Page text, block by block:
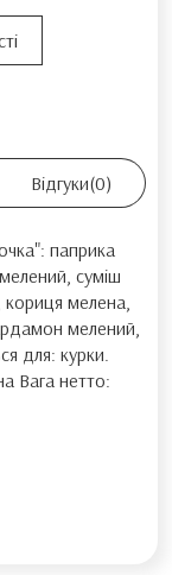
Відгуки(0)
паприка
суміш
кориця мелена,
мелений,
для: курки.
Вага нетто: